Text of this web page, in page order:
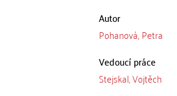
Autor
Pohanová, Petra
Vedoucí práce
Stejskal, Vojtěch